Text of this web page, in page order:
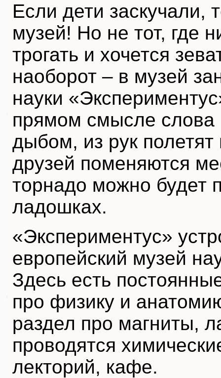
Если дети заскучали,
музей! Но не тот, где
трогать и хочется
наоборот – в музей
науки
прямом смысле слова
дыбом, из рук
друзей поменяются
торнадо можно будет
ладошках.
«Экспериментус»
европейский музей
Здесь есть
про физику и
раздел про магниты,
проводятся
лекторий, кафе.